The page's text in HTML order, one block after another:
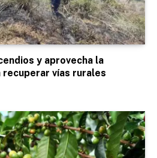
y aprovecha la
vías rurales